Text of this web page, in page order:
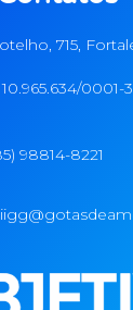
715,
0001-
98814-8221